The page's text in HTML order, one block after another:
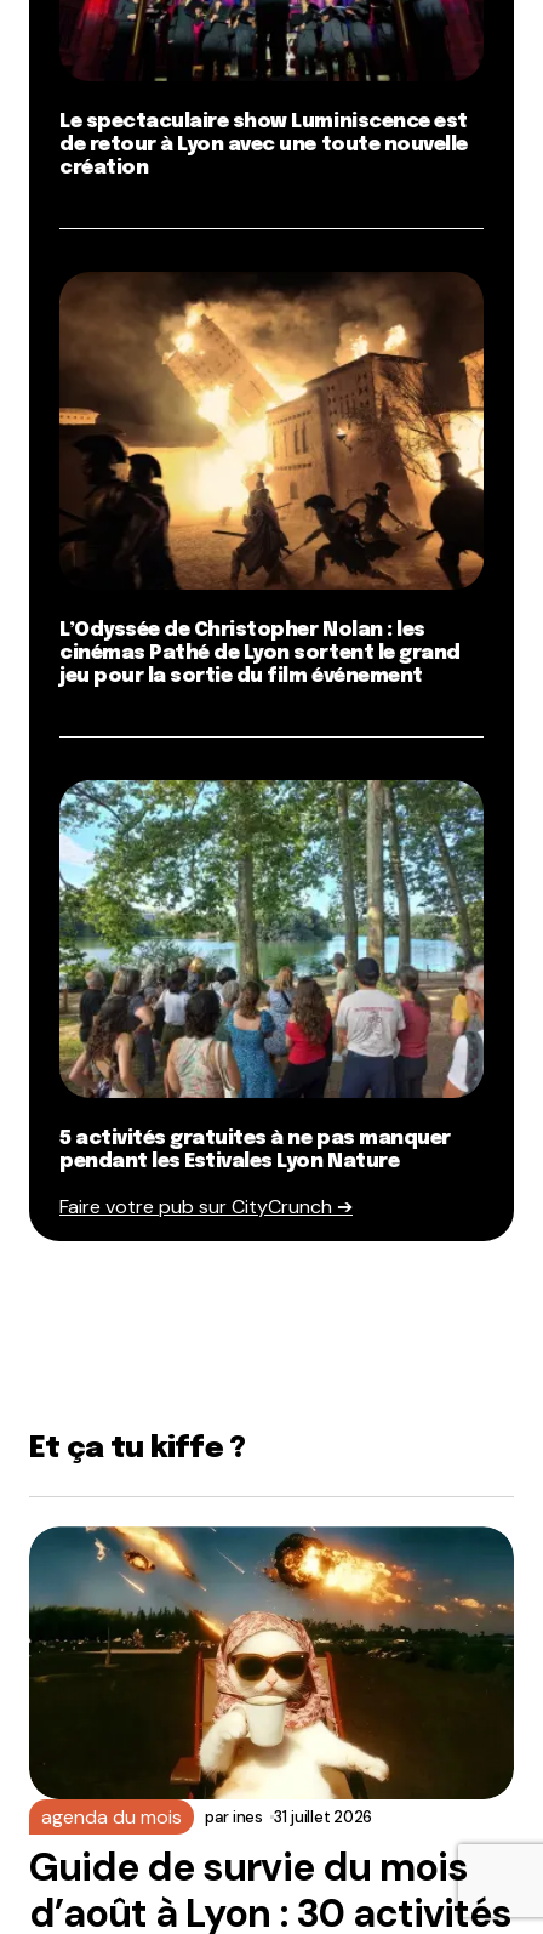
Le spectaculaire show Luminiscence est
de retour à Lyon avec une toute nouvelle
création
L’Odyssée de Christopher Nolan : les
cinémas Pathé de Lyon sortent le grand
jeu pour la sortie du film événement
5 activités gratuites à ne pas manquer
pendant les Estivales Lyon Nature
Faire votre pub sur CityCrunch ➔
Et ça tu kiffe ?
agenda du mois parines 31 juillet 2026
Guide de survie du mois
d’août à Lyon : 30 activités